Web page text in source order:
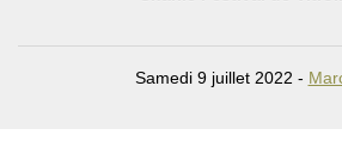
Samedi 9 juillet 2022 -